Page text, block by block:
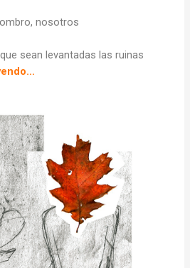
nosotros
sean levantadas las ruinas